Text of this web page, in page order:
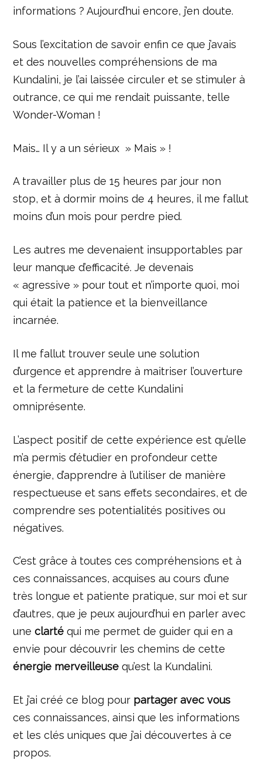
informations ? Aujourd’hui encore, j’en doute.
Sous l’excitation de savoir enfin ce que j’avais
et des nouvelles compréhensions de ma
Kundalini, je l’ai laissée circuler et se stimuler à
outrance, ce qui me rendait puissante, telle
Wonder-Woman !
Mais… Il y a un sérieux » Mais » !
A travailler plus de 15 heures par jour non
stop, et à dormir moins de 4 heures, il me fallut
moins d’un mois pour perdre pied.
Les autres me devenaient insupportables par
leur manque d’efficacité. Je devenais
« agressive » pour tout et n’importe quoi, moi
qui était la patience et la bienveillance
incarnée.
Il me fallut trouver seule une solution
d’urgence et apprendre à maitriser l’ouverture
et la fermeture de cette Kundalini
omniprésente.
L’aspect positif de cette expérience est qu’elle
m’a permis d’étudier en profondeur cette
énergie, d’apprendre à l’utiliser de manière
respectueuse et sans effets secondaires, et de
comprendre ses potentialités positives ou
négatives.
C’est grâce à toutes ces compréhensions et à
ces connaissances, acquises au cours d’une
très longue et patiente pratique, sur moi et sur
d’autres, que je peux aujourd’hui en parler avec
uneclarté qui me permet de guider qui en a
envie pour découvrir les chemins de cette
énergie merveilleuse qu’est la Kundalini.
Et j’ai créé ce blog pour partager avec vous
ces connaissances, ainsi que les informations
et les clés uniques que j’ai découvertes à ce
propos.